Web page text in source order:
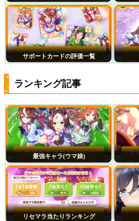
サポートカードの評価一覧
ランキング記事
最強キャラ(ウマ娘)
リセマラ当たりランキング